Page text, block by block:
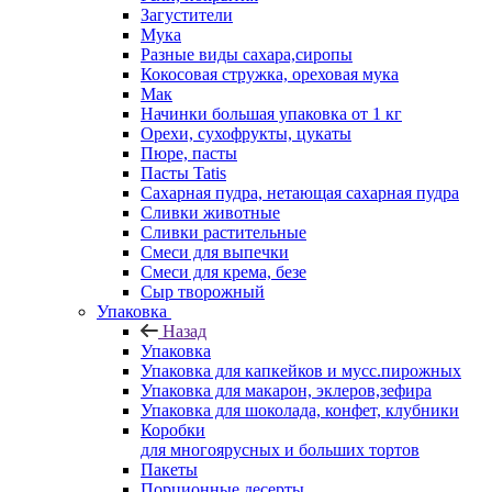
Загустители
Мука
Разные виды сахара,сиропы
Кокосовая стружка, ореховая мука
Мак
Начинки большая упаковка от 1 кг
Орехи, сухофрукты, цукаты
Пюре, пасты
Пасты Tatis
Сахарная пудра, нетающая сахарная пудра
Сливки животные
Сливки растительные
Смеси для выпечки
Смеси для крема, безе
Сыр творожный
Упаковка
Назад
Упаковка
Упаковка для капкейков и мусс.пирожных
Упаковка для макарон, эклеров,зефира
Упаковка для шоколада, конфет, клубники
Коробки
для многоярусных и больших тортов
Пакеты